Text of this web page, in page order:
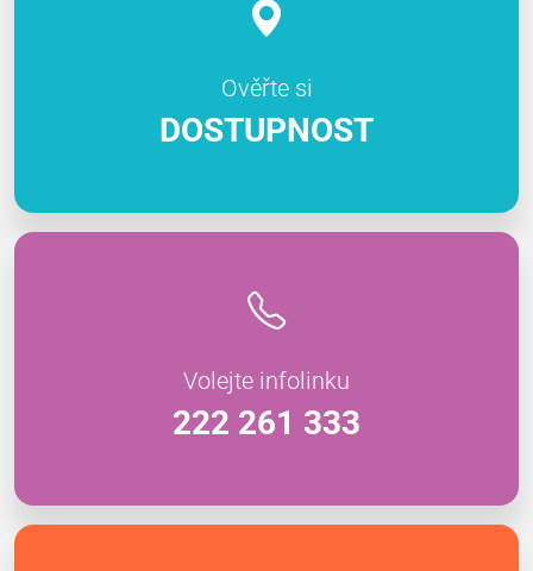
Ověřte si
DOSTUPNOST
Volejte infolinku
222 261 333